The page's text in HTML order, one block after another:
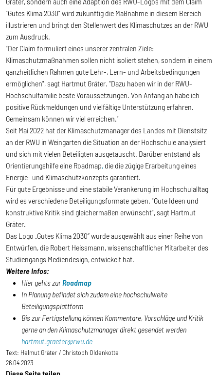
"Gutes Klima 2030" wird zukünftig die Maßnahme in diesem Bereich
illustrieren und bringt den Stellenwert des Klimaschutzes an der RWU
zum Ausdruck.
"Der Claim formuliert eines unserer zentralen Ziele:
Klimaschutzmaßnahmen sollen nicht isoliert stehen, sondern in einem
ganzheitlichen Rahmen gute Lehr-, Lern- und Arbeitsbedingungen
ermöglichen", sagt Hartmut Gräter. "Dazu haben wir in der RWU-
Hochschulfamilie beste Voraussetzungen. Von Anfang an habe ich
positive Rückmeldungen und vielfältige Unterstützung erfahren.
Gemeinsam können wir viel erreichen."
Seit Mai 2022 hat der Klimaschutzmanager des Landes mit Dienstsitz
an der RWU in Weingarten die Situation an der Hochschule analysiert
und sich mit vielen Beteiligten ausgetauscht. Darüber entstand als
Orientierungshilfe eine Roadmap, die die zügige Erarbeitung eines
Energie- und Klimaschutzkonzepts garantiert.
Für gute Ergebnisse und eine stabile Verankerung im Hochschulalltag
wird es verschiedene Beteiligungsformate geben. "Gute Ideen und
konstruktive Kritik sind gleichermaßen erwünscht", sagt Hartmut
Gräter.
Das Logo „Gutes Klima 2030“ wurde ausgewählt aus einer Reihe von
Entwürfen, die Robert Heissmann, wissenschaftlicher Mitarbeiter des
Studiengangs Mediendesign, entwickelt hat.
Weitere Infos:
Hier gehts zurRoadmap
In Planung befindet sich zudem eine hochschulweite
Beteiligungsplattform
Bis zur Fertigstellung können Kommentare, Vorschläge und Kritik
gerne an den Klimaschutzmanager direkt gesendet werden
hartmut.graeter@rwu.de
Text: Helmut Gräter / Christoph Oldenkotte
26.04.2023